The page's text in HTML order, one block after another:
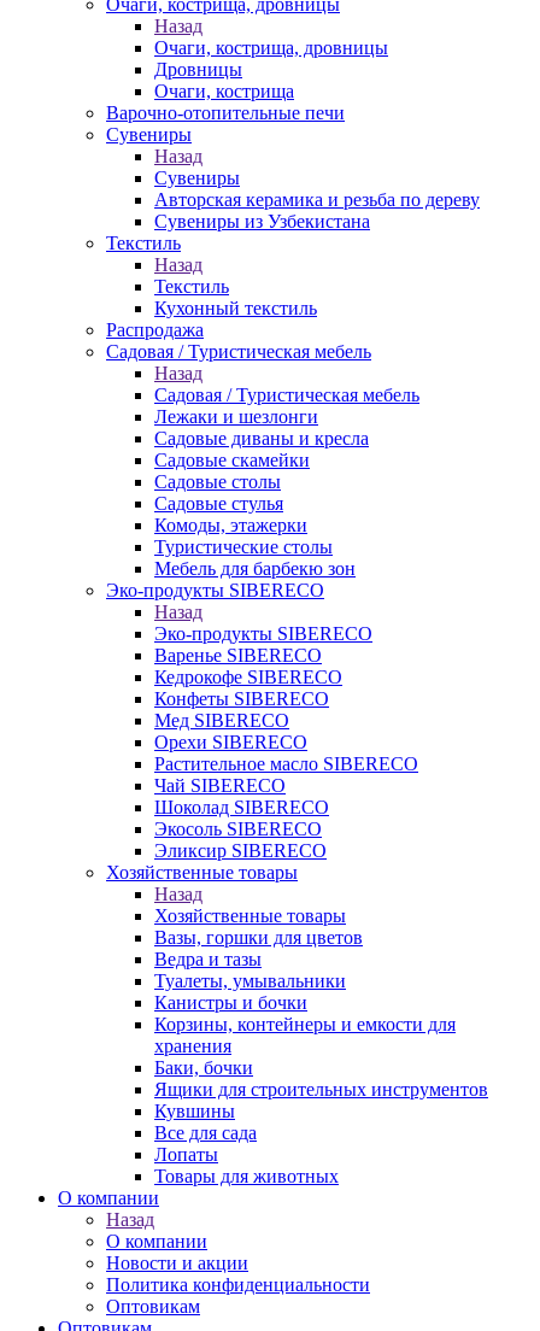
Очаги, кострища, дровницы
Назад
Очаги, кострища, дровницы
Дровницы
Очаги, кострища
Варочно-отопительные печи
Сувениры
Назад
Сувениры
Авторская керамика и резьба по дереву
Сувениры из Узбекистана
Текстиль
Назад
Текстиль
Кухонный текстиль
Распродажа
Садовая / Туристическая мебель
Назад
Садовая / Туристическая мебель
Лежаки и шезлонги
Садовые диваны и кресла
Садовые скамейки
Садовые столы
Садовые стулья
Комоды, этажерки
Туристические столы
Мебель для барбекю зон
Эко-продукты SIBERECO
Назад
Эко-продукты SIBERECO
Варенье SIBERECO
Кедрокофе SIBERECO
Конфеты SIBERECO
Мед SIBERECO
Орехи SIBERECO
Растительное масло SIBERECO
Чай SIBERECO
Шоколад SIBERECO
Экосоль SIBERECO
Эликсир SIBERECO
Хозяйственные товары
Назад
Хозяйственные товары
Вазы, горшки для цветов
Ведра и тазы
Туалеты, умывальники
Канистры и бочки
Корзины, контейнеры и емкости для
хранения
Баки, бочки
Ящики для строительных инструментов
Кувшины
Все для сада
Лопаты
Товары для животных
О компании
Назад
О компании
Новости и акции
Политика конфиденциальности
Оптовикам